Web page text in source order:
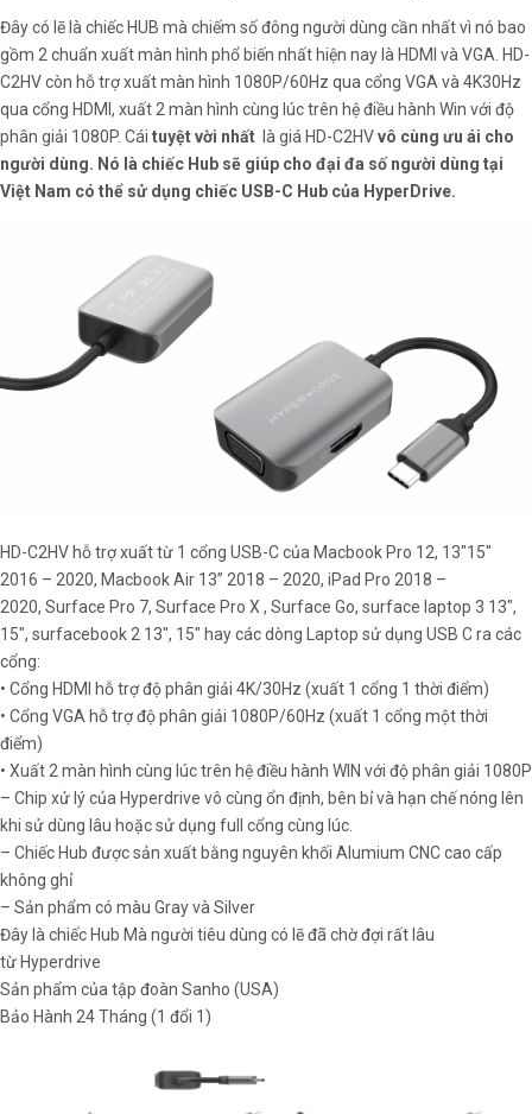
Đây có lẽ là chiếc HUB mà chiếm số đông người dùng cần nhất vì nó bao
gồm 2 chuẩn xuất màn hình phổ biến nhất hiện nay là HDMI và VGA. HD-
C2HV còn hỗ trợ xuất màn hình 1080P/60Hz qua cổng VGA và 4K30Hz
qua cổng HDMI, xuất 2 màn hình cùng lúc trên hệ điều hành Win với độ
phân giải 1080P. Cái tuyệt vời nhất là giá HD-C2HVvô cùng ưu ái cho
người dùng. Nó là chiếc Hub sẽ giúp cho đại đa số người dùng tại
Việt Nam có thể sử dụng chiếc USB-C Hub của HyperDrive.
HD-C2HV hỗ trợ xuất từ 1 cổng USB-C của Macbook Pro 12, 13″15″
2016 – 2020, Macbook Air 13” 2018 – 2020, iPad Pro 2018 –
2020, Surface Pro 7, Surface Pro X , Surface Go, surface laptop 3 13″,
15″, surfacebook 2 13″, 15″ hay các dòng Laptop sử dụng USB C ra các
cổng:
• Cổng HDMI hỗ trợ độ phân giải 4K/30Hz (xuất 1 cổng 1 thời điểm)
• Cổng VGA hỗ trợ độ phân giải 1080P/60Hz (xuất 1 cổng một thời
điểm)
• Xuất 2 màn hình cùng lúc trên hệ điều hành WIN với độ phân giải 1080P
– Chip xử lý của Hyperdrive vô cùng ổn định, bên bỉ và hạn chế nóng lên
khi sử dùng lâu hoặc sử dụng full cổng cùng lúc.
– Chiếc Hub được sản xuất bằng nguyên khối Alumium CNC cao cấp
không ghỉ
– Sản phẩm có màu Gray và Silver
Đây là chiếc Hub Mà người tiêu dùng có lẽ đã chờ đợi rất lâu
từ Hyperdrive
Sản phẩm của tập đoàn Sanho (USA)
Bảo Hành 24 Tháng (1 đổi 1)